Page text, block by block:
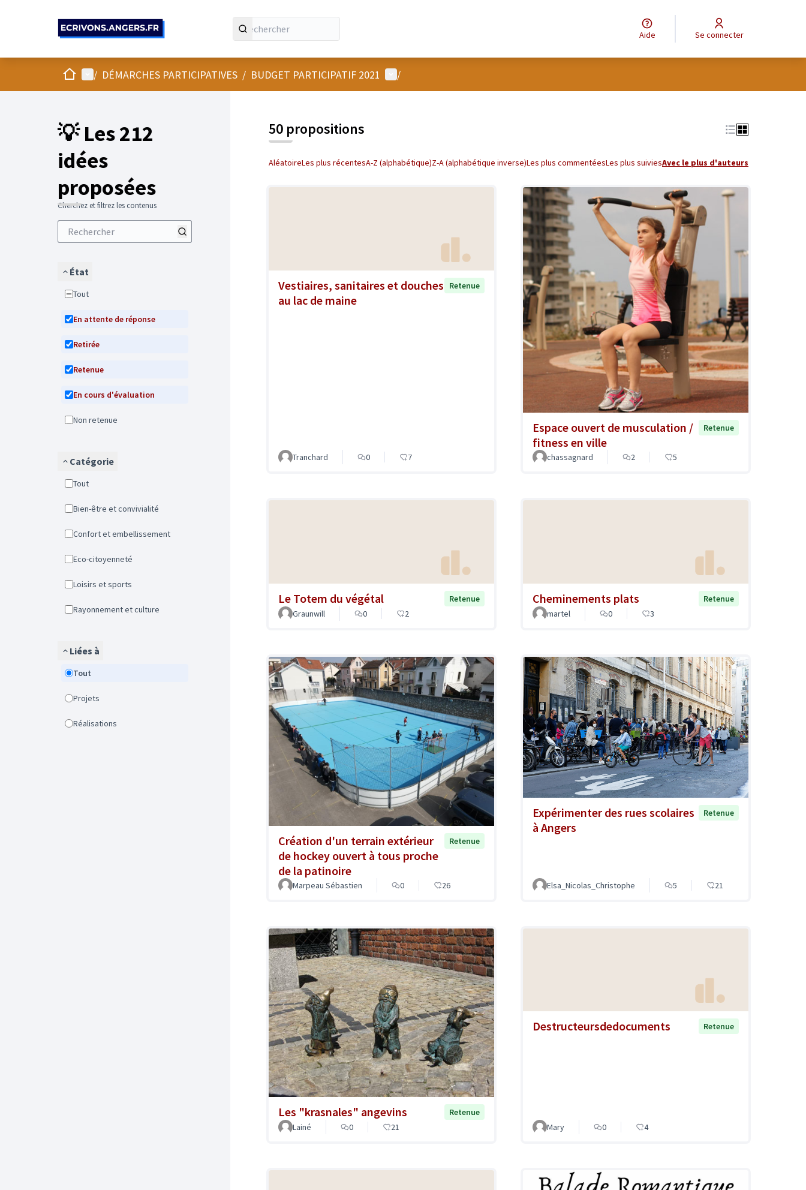
Aide Se connecter
AccueilMenu principal
/ DÉMARCHES PARTICIPATIVES / BUDGET PARTICIPATIF 2021 Menu utilisateur
/
💡 Les 212
idées
proposées
Cherchez et filtrez les contenus
État
Tout
En attente de réponse
Retirée
Retenue
En cours d'évaluation
Non retenue
Catégorie
Tout
Bien-être et convivialité
Confort et embellissement
Eco-citoyenneté
Loisirs et sports
Rayonnement et culture
Liées à
Tout
Projets
Réalisations
50 propositions
AléatoireLes plus récentesA-Z (alphabétique)Z-A (alphabétique inverse)Les plus commentéesLes plus suiviesAvec le plus d'auteurs
Vestiaires, sanitaires et douches
au lac de maine
Retenue
Tranchard 0 7
Espace ouvert de musculation /
fitness en ville
Retenue
chassagnard 2 5
Le Totem du végétal
Retenue
Graunwill
0 2
Cheminements plats
Retenue
martel
0 3
Création d'un terrain extérieur
de hockey ouvert à tous proche
de la patinoire
Retenue
Marpeau Sébastien 0 26
Expérimenter des rues scolaires
à Angers
Retenue
Elsa_Nicolas_Christophe 5 21
Les "krasnales" angevins
Retenue
Lainé
0 21
Destructeursdedocuments Retenue
Mary 0 4